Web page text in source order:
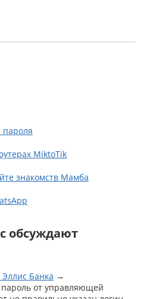
пароля
MiktoTik
знакомств Мамба
обсуждают
Банка
от управляющей